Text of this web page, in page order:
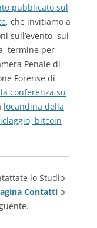
pubblicato sul
, che invitiamo a
sull’evento, sui
termine per
Penale di
Forense di
conferenza su
locandina della
bitcoin
lo Studio
Contatti o